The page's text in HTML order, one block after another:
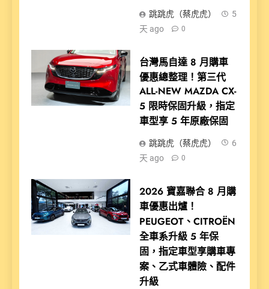
跳跳虎（蔡虎虎）
5
天 ago
0
台灣馬自達 8 月購車
優惠總整理！第三代
ALL-NEW MAZDA CX-
5 限時保固升級，指定
車型享 5 年原廠保固
跳跳虎（蔡虎虎）
6
天 ago
0
2026 寶嘉聯合 8 月購
車優惠出爐！
PEUGEOT、CITROËN
全車系升級 5 年保
固，指定車型享購車專
案、乙式車體險、配件
升級